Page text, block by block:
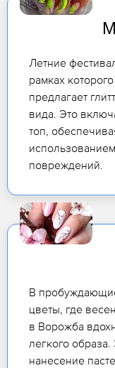
Летние
рамках
предлагает
вида. Это
топ,
повреждений.
В
цветы, где
в Ворожба
легкого
нанесение